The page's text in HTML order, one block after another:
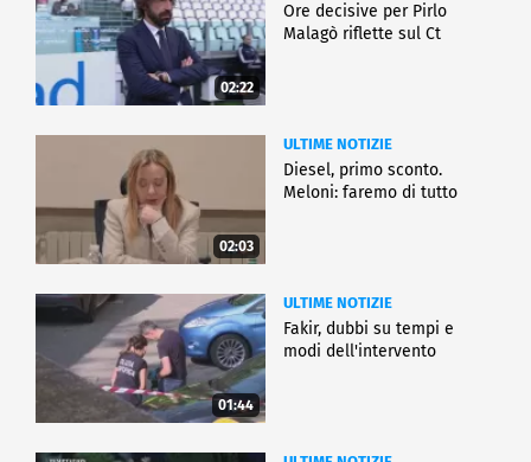
02:22
Ore decisive per Pirlo
Malagò riflette sul Ct
02:03
ULTIME NOTIZIE
Diesel, primo sconto.
Meloni: faremo di tutto
01:44
ULTIME NOTIZIE
Fakir, dubbi su tempi e
modi dell'intervento